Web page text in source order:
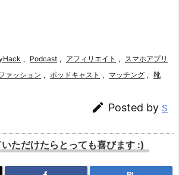
, Podcast , アフィリエイト , スマホアプリ
ァッション , ポッドキャスト , マッチング , 靴
 Posted by S
ただけたらとっても喜びます :)